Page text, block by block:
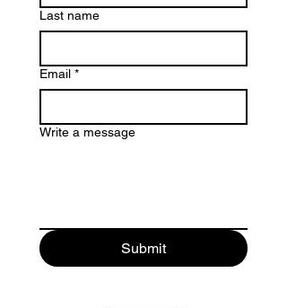
Last name
Email *
Write a message
Submit